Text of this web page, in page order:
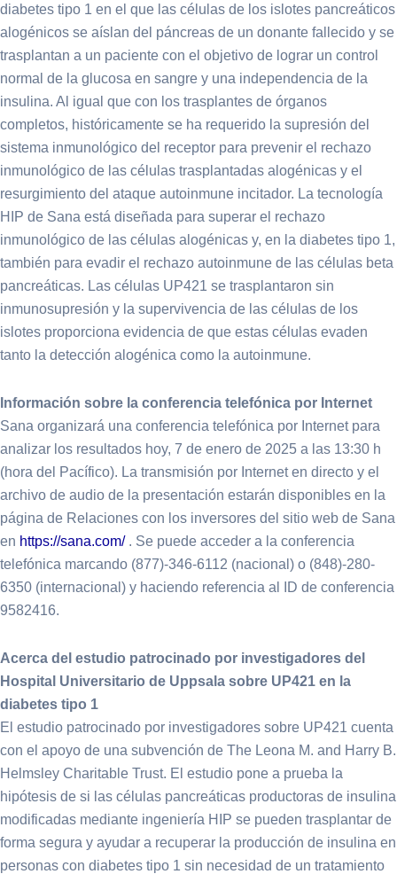
diabetes tipo 1 en el que las células de los islotes pancreáticos
alogénicos se aíslan del páncreas de un donante fallecido y se
trasplantan a un paciente con el objetivo de lograr un control
normal de la glucosa en sangre y una independencia de la
insulina. Al igual que con los trasplantes de órganos
completos, históricamente se ha requerido la supresión del
sistema inmunológico del receptor para prevenir el rechazo
inmunológico de las células trasplantadas alogénicas y el
resurgimiento del ataque autoinmune incitador. La tecnología
HIP de Sana está diseñada para superar el rechazo
inmunológico de las células alogénicas y, en la diabetes tipo 1,
también para evadir el rechazo autoinmune de las células beta
pancreáticas. Las células UP421 se trasplantaron sin
inmunosupresión y la supervivencia de las células de los
islotes proporciona evidencia de que estas células evaden
tanto la detección alogénica como la autoinmune.
Información sobre la conferencia telefónica por Internet
Sana organizará una conferencia telefónica por Internet para
analizar los resultados hoy, 7 de enero de 2025 a las 13:30 h
(hora del Pacífico). La transmisión por Internet en directo y el
archivo de audio de la presentación estarán disponibles en la
página de Relaciones con los inversores del sitio web de Sana
en https://sana.com/. Se puede acceder a la conferencia
telefónica marcando (877)-346-6112 (nacional) o (848)-280-
6350 (internacional) y haciendo referencia al ID de conferencia
9582416.
Acerca del estudio patrocinado por investigadores del
Hospital Universitario de Uppsala sobre UP421 en la
diabetes tipo 1
El estudio patrocinado por investigadores sobre UP421 cuenta
con el apoyo de una subvención de The Leona M. and Harry B.
Helmsley Charitable Trust. El estudio pone a prueba la
hipótesis de si las células pancreáticas productoras de insulina
modificadas mediante ingeniería HIP se pueden trasplantar de
forma segura y ayudar a recuperar la producción de insulina en
personas con diabetes tipo 1 sin necesidad de un tratamiento